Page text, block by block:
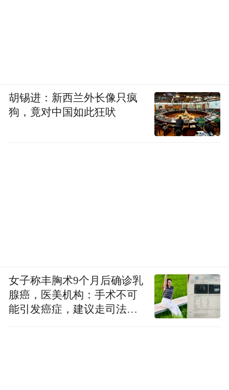
胡锡进：新西兰外长像只疯
狗，竟对中国如此狂吠
女子称丰胸术9个月后确诊乳
腺癌，医美机构：手术不可
能引发癌症，建议走司法途